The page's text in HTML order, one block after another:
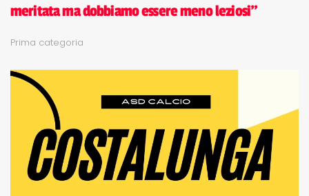
meritata ma dobbiamo essere meno leziosi"
Prima categoria